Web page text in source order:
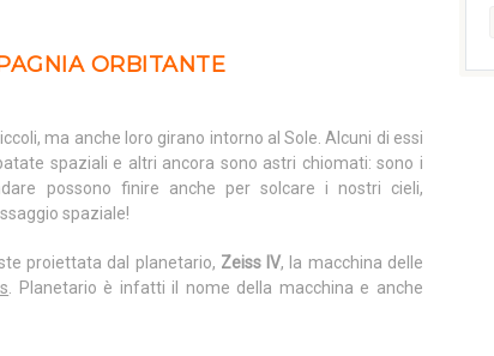
ORBITANTE
ma anche loro girano intorno al Sole. Alcuni di essi
spaziali e altri ancora sono astri chiomati: sono i
possono finire anche per solcare i nostri cieli,
spaziale!
proiettata dal planetario, Zeiss IV, la macchina delle
. Planetario è infatti il nome della macchina e anche